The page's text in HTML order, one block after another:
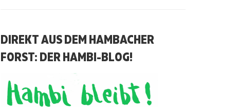
DIREKT AUS DEM HAMBACHER
FORST: DER HAMBI-BLOG!